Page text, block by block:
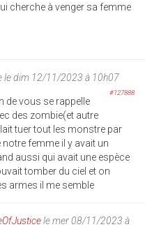
cherche à venger sa femme
le dim 12/11/2023 à 10h07
#127888
de vous se rappelle
des zombie(et autre
tuer tout les monstre par
femme il y avait un
aussi qui avait une espèce
tomber du ciel et on
armes il me semble
le mer 08/11/2023 à